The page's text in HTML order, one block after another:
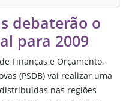
debaterão o
para 2009
Finanças e Orçamento,
(PSDB) vai realizar uma
nas regiões